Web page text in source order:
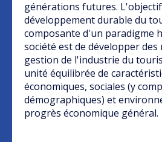
générations futures.
développement durable du
composante d'un paradigme
société est de développer des
gestion de l'industrie du
unité équilibrée de
économiques, sociales (y
démographiques) et
progrès économique général.